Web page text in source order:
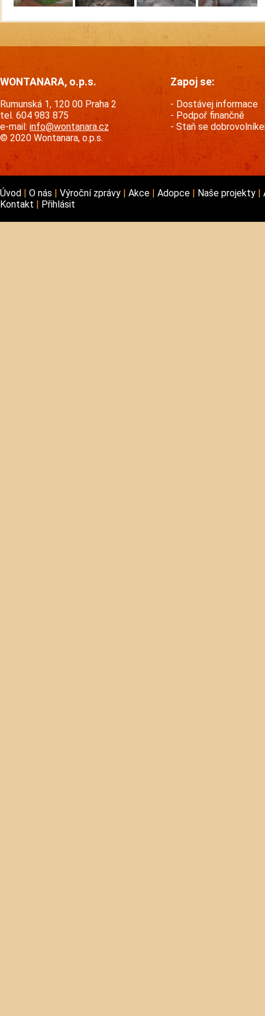
WONTANARA, o.p.s.
Rumunská 1, 120 00 Praha 2
tel. 604 983 875
e-mail: info@wontanara.cz
© 2020 Wontanara, o.p.s.
Zapoj se:
Dostávej informace
Podpoř finančně
Staň se
Úvod O nás Výroční zprávy Akce Adopce Naše projekty
Kontakt
Přihlásit